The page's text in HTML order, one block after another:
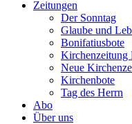
Main
navigation
Zeitungen
Der Sonntag
Glaube und
Bonifatiusbote
Kirchenzeitung
Neue
Kirchenbote
Tag des Herrn
Abo
Über uns